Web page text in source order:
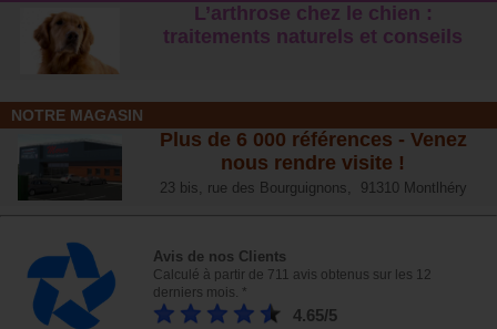
L’arthrose chez le chien :
traitements naturels et conseil s
NOTRE MAGASIN
Plus de 6 000 références - Venez
nous rendre visite !
23 bis, rue des Bourguignons, 91310 Montlhéry
Avis de nos Clients
Calculé à partir de 711 avis obtenus sur les 12
derniers mois. *
4.65/5